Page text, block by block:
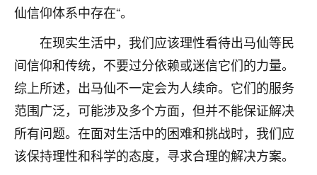
仙信仰体系中存在“。
在现实生活中，我们应该理性看待出马仙等民
间信仰和传统，不要过分依赖或迷信它们的力量。
综上所述，出马仙不一定会为人续命。它们的服务
范围广泛，可能涉及多个方面，但并不能保证解决
所有问题。在面对生活中的困难和挑战时，我们应
该保持理性和科学的态度，寻求合理的解决方案。
12小时前 来自北京
心心相印
我身体不太好，总是病病殃殃的，去检查又没什么大
问题，反正就是不舒服。中医西医看遍了，找不到问
题，后来无意中看到有人推荐慧来老师，跟老师聊过
之后，心情豁然开朗，也听老师建议，处理了一些因
果问题。今年以来，身体比以前好多，主要是心情好
了，老师说境随心转，现在深有体会了。